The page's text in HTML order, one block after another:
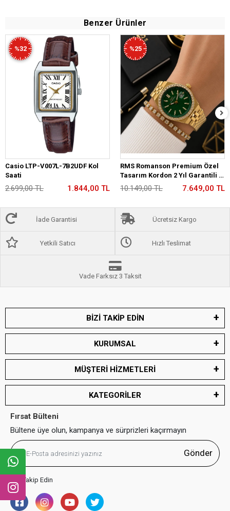
Benzer Ürünler
%32
Casio LTP-V007L-7B2UDF Kol
Saati
2.699,00 TL 1.844,00 TL
%25
RMS Romanson Premium Özel
Tasarım Kordon 2 Yıl Garantili 5
Atm Kadın Kol Saati+Bileklik
A2175.29
10.149,00 TL 7.649,00 TL
İade Garantisi Ücretsiz Kargo
Yetkili Satıcı Hızlı Teslimat
Vade Farksız 3 Taksit
BİZİ TAKİP EDİN
KURUMSAL
MÜŞTERİ HİZMETLERİ
KATEGORİLER
Fırsat Bülteni
Bültene üye olun, kampanya ve sürprizleri kaçırmayın
Gönder
Bizi Takip Edin